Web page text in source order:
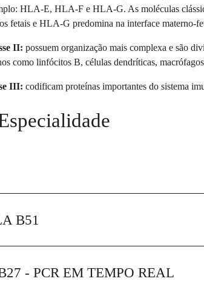
HLA-E, HLA-F e HLA-G. As moléculas
fetais e HLA-G predomina na interface
II: possuem organização mais complexa e são
como linfócitos B, células dendríticas,
III: codificam proteínas importantes do sistema
B51
- PCR EM TEMPO REAL